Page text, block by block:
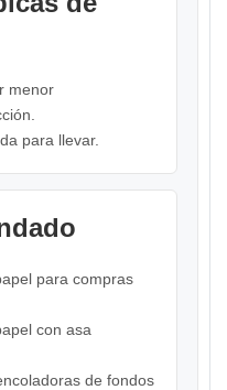
menor
para llevar.
para compras
con asa
de fondos